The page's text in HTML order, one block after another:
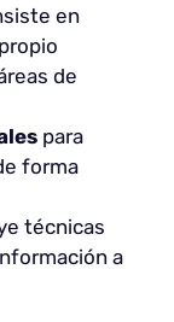
en
de
para
forma
técnicas
a